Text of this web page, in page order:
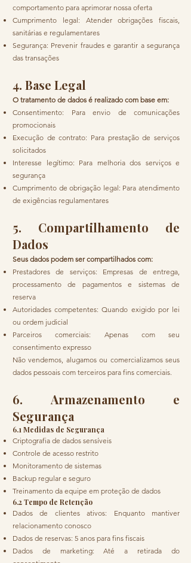
comportamento para aprimorar nossa oferta
Cumprimento legal: Atender obrigações fiscais,
sanitárias e regulamentares
Segurança: Prevenir fraudes e garantir a segurança
das transações
4. Base Legal
O tratamento de dados é realizado com base em:
Consentimento: Para envio de comunicações
promocionais
Execução de contrato: Para prestação de serviços
solicitados
Interesse legítimo: Para melhoria dos serviços e
segurança
Cumprimento de obrigação legal: Para atendimento
de exigências regulamentares
5. Compartilhamento de
Dados
Seus dados podem ser compartilhados com:
Prestadores de serviços: Empresas de entrega,
processamento de pagamentos e sistemas de
reserva
Autoridades competentes: Quando exigido por lei
ou ordem judicial
Parceiros comerciais: Apenas com seu
consentimento expresso
Não vendemos, alugamos ou comercializamos seus
dados pessoais com terceiros para fins comerciais.
6. Armazenamento e
Segurança
6.1 Medidas de Segurança
Criptografia de dados sensíveis
Controle de acesso restrito
Monitoramento de sistemas
Backup regular e seguro
Treinamento da equipe em proteção de dados
6.2 Tempo de Retenção
Dados de clientes ativos: Enquanto mantiver
relacionamento conosco
Dados de reservas: 5 anos para fins fiscais
Dados de marketing: Até a retirada do